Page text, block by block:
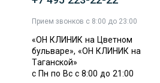
Прием звонков с 8:00 до 23:00
«ОН КЛИНИК на Цветном
бульваре», «ОН КЛИНИК на
Таганской»
с Пн по Вс с 8:00 до 21:00